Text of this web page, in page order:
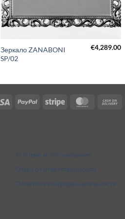
Зеркало ZANABONI
SP/02
€4,289.00
Visa PayPal Stripe MasterCard
Условия использования
Отказ от ответственности
Политика конфиденциальности